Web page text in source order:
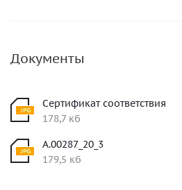
Документы
Сертификат соответствия
178,7 кб
A.00287_20_3
179,5 кб